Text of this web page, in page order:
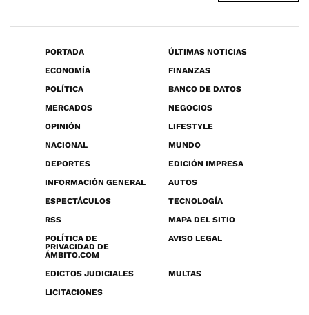
PORTADA
ÚLTIMAS NOTICIAS
ECONOMÍA
FINANZAS
POLÍTICA
BANCO DE DATOS
MERCADOS
NEGOCIOS
OPINIÓN
LIFESTYLE
NACIONAL
MUNDO
DEPORTES
EDICIÓN IMPRESA
INFORMACIÓN GENERAL
AUTOS
ESPECTÁCULOS
TECNOLOGÍA
RSS
MAPA DEL SITIO
POLÍTICA DE
PRIVACIDAD DE
ÁMBITO.COM
AVISO LEGAL
EDICTOS JUDICIALES
MULTAS
LICITACIONES